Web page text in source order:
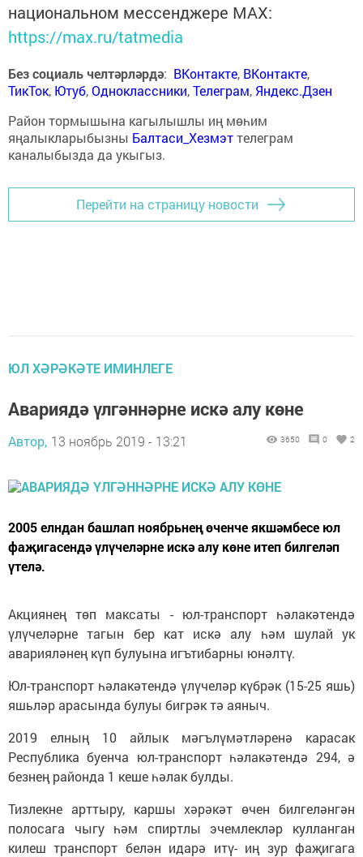
национальном мессенджере MАХ:
https://max.ru/tatmedia
Без социаль челтәрләрдә: ВКонтакте, ВКонтакте,
ТикТок, Ютуб,Одноклассники,Телеграм, Яндекс.Дзен
Район тормышына кагылышлы иң мөһим
яңалыкларыбызны Балтаси_Хезмэттелеграм
каналыбызда да укыгыз.
Перейти на страницу новости
ЮЛ ХӘРӘКӘТЕ ИМИНЛЕГЕ
Авариядә үлгәннәрне искә алу көне
Автор, 13 ноябрь 2019 - 13:21 3650 0 2
2005 елндан башлап ноябрьнең өченче якшәмбесе юл
фаҗигасендә үлүчеләрне искә алу көне итеп билгеләп
үтелә.
Акциянең төп максаты - юл-транспорт һәлакәтендә
үлүчеләрне тагын бер кат искә алу һәм шулай ук
аварияләнең күп булуына игътибарны юнәлтү.
Юл-транспорт һәлакәтендә үлүчеләр күбрәк (15-25 яшь)
яшьләр арасында булуы бигрәк тә аяныч.
2019 елның 10 айлык мәгълүмәтләренә карасак
Республика буенча юл-транспорт һәлакәтендә 294, ә
безнең районда 1 кеше һәлак булды.
Тизлекне арттыру, каршы хәрәкәт өчен билгеләнгән
полосага чыгу һәм спиртлы эчемлекләр кулланган
килеш транспорт белән идарә итү- иң зур фаҗигага